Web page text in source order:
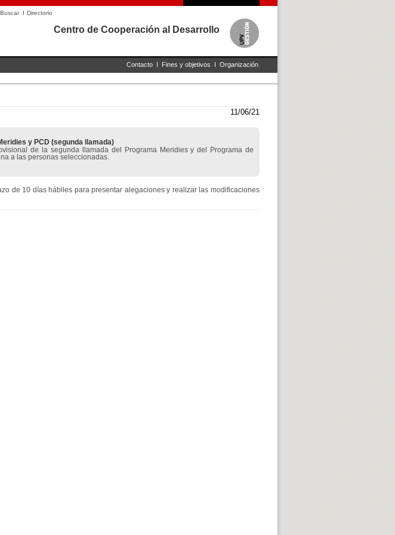
BuscarI Directorio
Centro de Cooperación al Desarrollo
Contacto I Fines y objetivos I Organización
11/06/21
y PCD (segunda llamada)
de la segunda llamada del Programa Meridies y del Programa de
a las personas seleccionadas.
de 10 días hábiles para presentar alegaciones y realizar las modificaciones